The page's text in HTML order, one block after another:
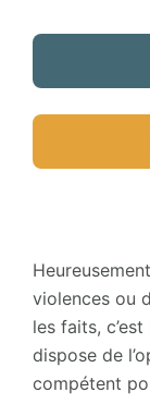
violences ou
les faits,
dispose de
compétent